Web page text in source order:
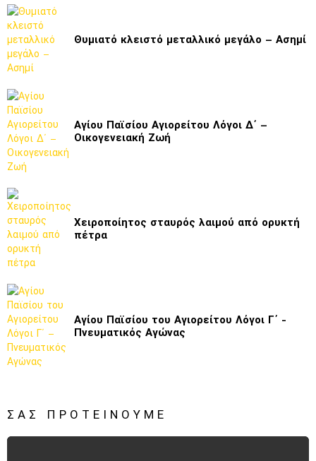
Θυμιατό κλειστό μεταλλικό μεγάλο – Ασημί
Αγίου Παϊσίου Αγιορείτου Λόγοι Δ΄ –
Οικογενειακή Ζωή
Χειροποίητος σταυρός λαιμού από ορυκτή
πέτρα
Αγίου Παϊσίου του Αγιορείτου Λόγοι Γ΄ -
Πνευματικός Αγώνας
ΣΑΣ ΠΡΟΤΕΊΝΟΥΜΕ